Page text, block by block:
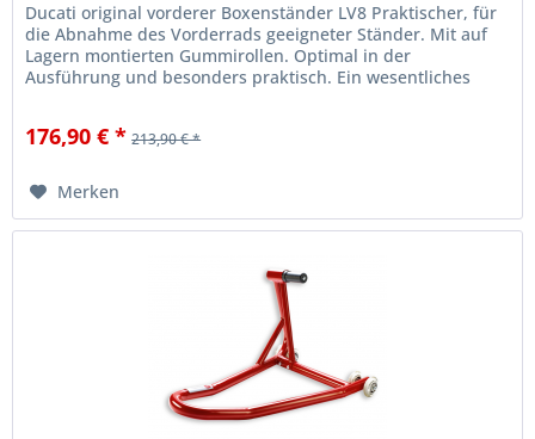
Ducati original vorderer Boxenständer LV8 Praktischer, für
die Abnahme des Vorderrads geeigneter Ständer. Mit auf
Lagern montierten Gummirollen. Optimal in der
Ausführung und besonders praktisch. Ein wesentliches
176,90 € * 213,90 € *
Merken